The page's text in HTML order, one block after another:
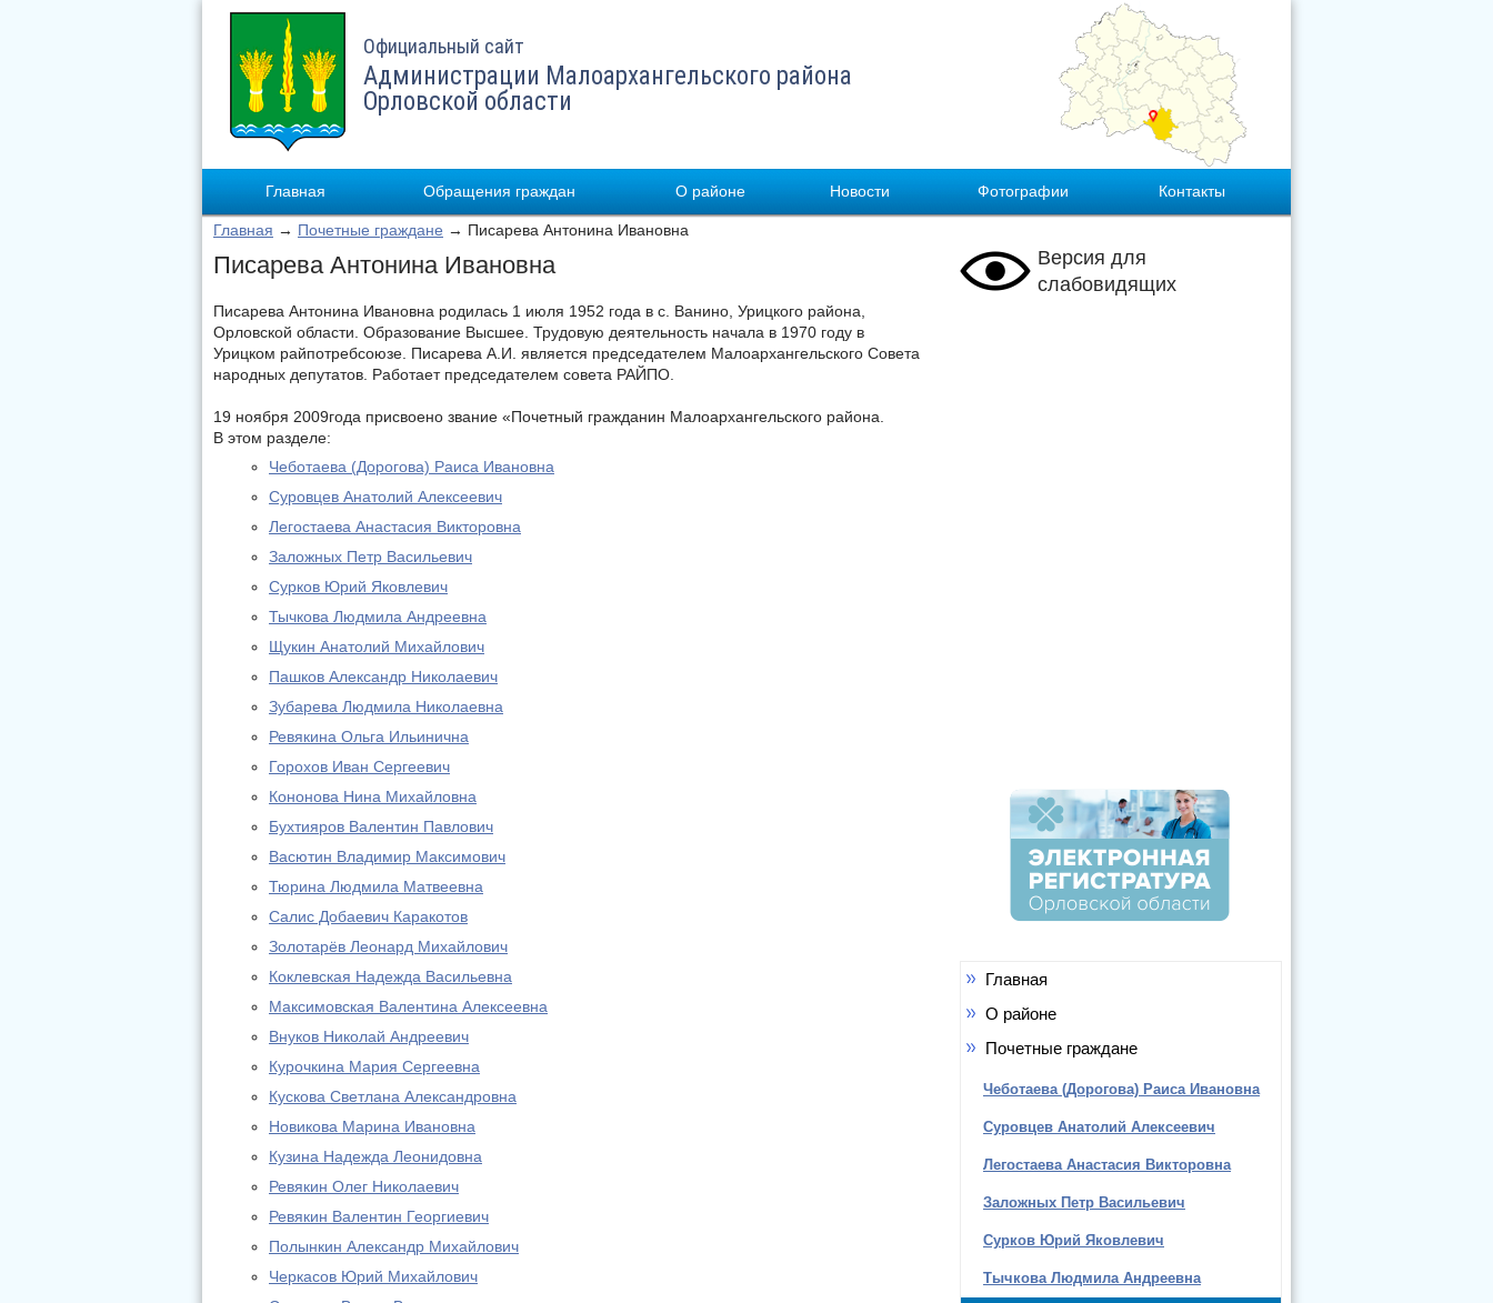
Официальный сайт
Администрации Малоархангельского района
Орловской области
Главная Обращения граждан О районе Новости Фотографии Контакты
Главная → Почетные граждане → Писарева Антонина Ивановна
Писарева Антонина Ивановна
Писарева Антонина Ивановна родилась 1 июля 1952 года в с. Ванино, Урицкого района,
Орловской области. Образование Высшее. Трудовую деятельность начала в 1970 году в
Урицком райпотребсоюзе. Писарева А.И. является председателем Малоархангельского Совета
народных депутатов. Работает председателем совета РАЙПО.
19 ноября 2009года присвоено звание «Почетный гражданин Малоархангельского района.
В этом разделе:
Чеботаева (Дорогова) Раиса Ивановна
Суровцев Анатолий Алексеевич
Легостаева Анастасия Викторовна
Заложных Петр Васильевич
Сурков Юрий Яковлевич
Тычкова Людмила Андреевна
Щукин Анатолий Михайлович
Пашков Александр Николаевич
Зубарева Людмила Николаевна
Ревякина Ольга Ильинична
Горохов Иван Сергеевич
Кононова Нина Михайловна
Бухтияров Валентин Павлович
Васютин Владимир Максимович
Тюрина Людмила Матвеевна
Салис Добаевич Каракотов
Золотарёв Леонард Михайлович
Коклевская Надежда Васильевна
Максимовская Валентина Алексеевна
Внуков Николай Андреевич
Курочкина Мария Сергеевна
Кускова Светлана Александровна
Новикова Марина Ивановна
Кузина Надежда Леонидовна
Ревякин Олег Николаевич
Ревякин Валентин Георгиевич
Полынкин Александр Михайлович
Черкасов Юрий Михайлович
Версия для
слабовидящих
Главная
О районе
Почетные граждане
Чеботаева (Дорогова) Раиса Ивановна
Суровцев Анатолий Алексеевич
Легостаева Анастасия Викторовна
Заложных Петр Васильевич
Сурков Юрий Яковлевич
Тычкова Людмила Андреевна